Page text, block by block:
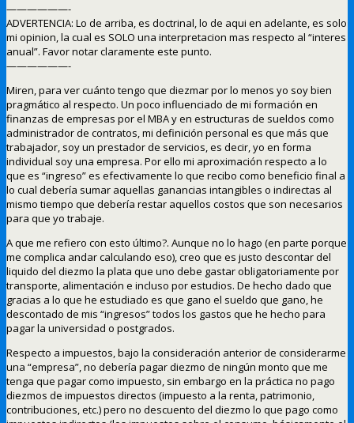
——————-
ADVERTENCIA: Lo de arriba, es doctrinal, lo de aqui en adelante, es solo
mi opinion, la cual es SOLO una interpretacion mas respecto al “interes
anual”. Favor notar claramente este punto.
——————-
Miren, para ver cuánto tengo que diezmar por lo menos yo soy bien
pragmático al respecto. Un poco influenciado de mi formación en
finanzas de empresas por el MBA y en estructuras de sueldos como
administrador de contratos, mi definición personal es que más que
trabajador, soy un prestador de servicios, es decir, yo en forma
individual soy una empresa. Por ello mi aproximación respecto a lo
que es “ingreso” es efectivamente lo que recibo como beneficio final a
lo cual debería sumar aquellas ganancias intangibles o indirectas al
mismo tiempo que debería restar aquellos costos que son necesarios
para que yo trabaje.
A que me refiero con esto último?. Aunque no lo hago (en parte porque
me complica andar calculando eso), creo que es justo descontar del
liquido del diezmo la plata que uno debe gastar obligatoriamente por
transporte, alimentación e incluso por estudios. De hecho dado que
gracias a lo que he estudiado es que gano el sueldo que gano, he
descontado de mis “ingresos” todos los gastos que he hecho para
pagar la universidad o postgrados.
Respecto a impuestos, bajo la consideración anterior de considerarme
una “empresa”, no debería pagar diezmo de ningún monto que me
tenga que pagar como impuesto, sin embargo en la práctica no pago
diezmos de impuestos directos (impuesto a la renta, patrimonio,
contribuciones, etc.) pero no descuento del diezmo lo que pago como